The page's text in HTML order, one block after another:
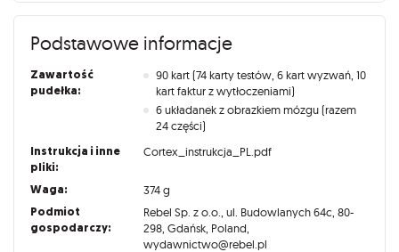
Podstawowe informacje
Zawartość
pudełka:
90 kart (74 karty testów, 6 kart wyzwań, 10
kart faktur z wytłoczeniami)
6 układanek z obrazkiem mózgu (razem
24 części)
Instrukcja i inne
pliki:
Cortex_instrukcja_PL.pdf
Waga: 374 g
Podmiot
gospodarczy:
Rebel Sp. z o.o., ul. Budowlanych 64c, 80-
298, Gdańsk, Poland,
wydawnictwo@rebel.pl